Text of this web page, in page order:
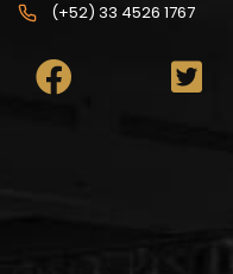
(+52) 33 4526 1767